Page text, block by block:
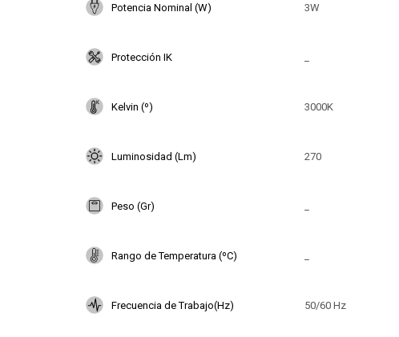
Potencia Nominal (W) 3W
Protección IK
Kelvin (º) 3000K
Luminosidad (Lm) 270
Peso (Gr)
Rango de Temperatura (ºC)
Frecuencia de Trabajo(Hz) 50/60 Hz